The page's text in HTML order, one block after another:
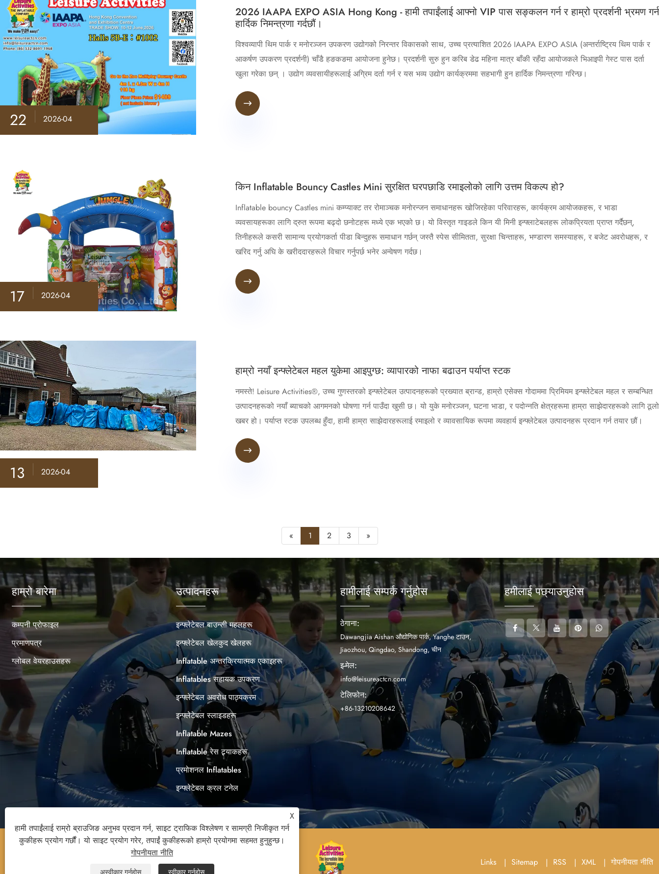
22 2026-04
2026 IAAPA EXPO ASIA Hong Kong - हामी तपाईंलाई आफ्नो VIP पास सङ्कलन गर्न र हाम्रो प्रदर्शनी भ्रमण गर्न
हार्दिक निमन्त्रणा गर्दछौं।
विश्वव्यापी थिम पार्क र मनोरञ्जन उपकरण उद्योगको निरन्तर विकासको साथ, उच्च प्रत्याशित 2026 IAAPA EXPO ASIA (अन्तर्राष्ट्रिय थिम पार्क र
आकर्षण उपकरण प्रदर्शनी) चाँडै हङकङमा आयोजना हुनेछ। प्रदर्शनी सुरु हुन करिब डेढ महिना मात्र बाँकी रहँदा आयोजकले भिआइपी गेस्ट पास दर्ता
खुला गरेका छन् । उद्योग व्यवसायीहरूलाई अग्रिम दर्ता गर्न र यस भव्य उद्योग कार्यक्रममा सहभागी हुन हार्दिक निमन्त्रणा गरिन्छ।

17 2026-04
किन Inflatable Bouncy Castles Mini सुरक्षित घरपछाडि रमाइलोको लागि उत्तम विकल्प हो?
Inflatable bouncy Castles mini कम्प्याक्ट तर रोमाञ्चक मनोरन्जन समाधानहरू खोजिरहेका परिवारहरू, कार्यक्रम आयोजकहरू, र भाडा
व्यवसायहरूका लागि द्रुत रूपमा बढ्दो छनोटहरू मध्ये एक भएको छ। यो विस्तृत गाइडले किन यी मिनी इन्फ्लाटेबलहरू लोकप्रियता प्राप्त गर्दैछन्,
तिनीहरूले कसरी सामान्य प्रयोगकर्ता पीडा बिन्दुहरू समाधान गर्छन् जस्तै स्पेस सीमितता, सुरक्षा चिन्ताहरू, भण्डारण समस्याहरू, र बजेट अवरोधहरू, र
खरिद गर्नु अघि के खरीददारहरूले विचार गर्नुपर्छ भनेर अन्वेषण गर्दछ।

13 2026-04
हाम्रो नयाँ इन्फ्लेटेबल महल युकेमा आइपुग्छ: व्यापारको नाफा बढाउन पर्याप्त स्टक
नमस्ते! Leisure Activities®, उच्च गुणस्तरको इन्फ्लेटेबल उत्पादनहरूको प्रख्यात ब्रान्ड, हाम्रो एसेक्स गोदाममा प्रिमियम इन्फ्लेटेबल महल र सम्बन्धित
उत्पादनहरूको नयाँ ब्याचको आगमनको घोषणा गर्न पाउँदा खुसी छ। यो युके मनोरञ्जन, घटना भाडा, र पदोन्नति क्षेत्रहरूमा हाम्रा साझेदारहरूको लागि ठूलो
खबर हो। पर्याप्त स्टक उपलब्ध हुँदा, हामी हाम्रा साझेदारहरूलाई रमाइलो र व्यावसायिक रूपमा व्यवहार्य इन्फ्लेटेबल उत्पादनहरू प्रदान गर्न तयार छौं।

« 1 2 3 »
हाम्रो बारेमा
कम्पनी प्रोफाइल
प्रमाणपत्र
ग्लोबल वेयरहाउसहरू
उत्पादनहरू
इन्फ्लेटेबल बाउन्सी महलहरू
इन्फ्लेटेबल खेलकुद खेलहरू
Inflatable अन्तरक्रियात्मक एकाइहरू
Inflatables सहायक उपकरण
इन्फ्लेटेबल अवरोध पाठ्यक्रम
इन्फ्लेटेबल स्लाइडहरू
Inflatable Mazes
Inflatable रेस ट्र्याकहरू
प्रमोशनल Inflatables
इन्फ्लेटेबल क्रल टनेल
हामीलाई सम्पर्क गर्नुहोस
ठेगाना:
Dawangjia Aishan औद्योगिक पार्क, Yanghe टाउन,
Jiaozhou, Qingdao, Shandong, चीन
इ-मेल:
info@leisureactcn.com
टेलिफोन:
+86-13210208642
हमीलाई पछ्याउनुहोस
प्रतिलिपि अधिकार © 2026 आराम गतिविधि कं, लिमिटेड। सर्वाधिकार
Links Sitemap RSS XML गोपनीयता नीति
X
हामी तपाईंलाई राम्रो ब्राउजिङ अनुभव प्रदान गर्न, साइट ट्राफिक विश्लेषण र सामग्री निजीकृत गर्न
कुकीहरू प्रयोग गर्छौं। यो साइट प्रयोग गरेर, तपाईं कुकीहरूको हाम्रो प्रयोगमा सहमत हुनुहुन्छ।
गोपनीयता नीति
अस्वीकार गर्नुहोस् स्वीकार गर्नुहोस्